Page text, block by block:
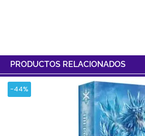
PRODUCTOS RELACIONADOS
-44%